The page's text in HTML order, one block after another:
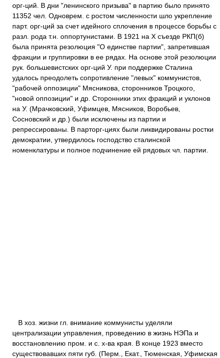
орг-ций. В дни "ленинского призыва" в партию было принято
11352 чел. Одноврем. с ростом численности шло укрепление
парт. орг-ций за счет идейного сплочения в процессе борьбы с
разл. рода т.н. оппортунистами. В 1921 на X съезде РКП(б)
была принята резолюция "О единстве партии", запретившая
фракции и группировки в ее рядах. На основе этой резолюции
рук. большевистских орг-ций У. при поддержке Сталина
удалось преодолеть сопротивление "левых" коммунистов,
"рабочей оппозиции" Мясникова, сторонников Троцкого,
"новой оппозиции" и др. Сторонники этих фракций и уклонов
на У. (Мрачковский, Уфимцев, Мясников, Воробьев,
Сосновский и др.) были исключены из партии и
репрессированы. В парторг-циях были ликвидированы ростки
демократии, утвердилось господство сталинской
номенклатуры и полное подчинение ей рядовых чл. партии.
В хоз. жизни гл. внимание коммунисты уделяли
централизации управления, проведению в жизнь НЭПа и
восстановлению пром. и с. х-ва края. В конце 1923 вместо
существовавших пяти губ. (Перм., Екат., Тюменская, Уфимская